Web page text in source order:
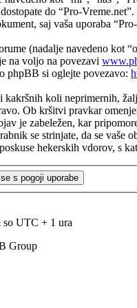
do “Pro-
saj vaša uporaba
(nadalje navedeno kot
na voljo na povezavi
phpBB si oglejte povezavo:
kakršnih koli neprimernih,
Ob kršitvi pravkar
je zabeležen, kar
se strinjate, da se vaše
hekerskih vdorov, s
so UTC + 1 ura
Group